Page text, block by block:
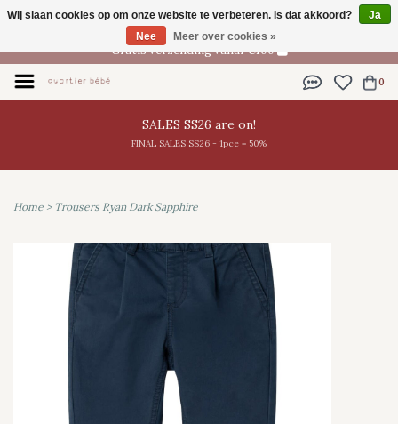
NL
Gratis verzending vanaf €100
0
SALES SS26 are on!
FINAL SALES SS26 - 1pce = 50%
Home > Trousers Ryan Dark Sapphire
Wij slaan cookies op om onze website te verbeteren. Is dat akkoord?
Ja
Nee
Meer over cookies »